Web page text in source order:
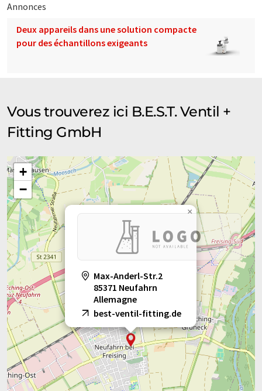
Annonces
Deux appareils dans une solution compacte
pour des échantillons exigeants
Vous trouverez ici B.E.S.T. Ventil +
Fitting GmbH
Max-Anderl-Str.2
85371 Neufahrn
Allemagne
best-ventil-fitting.de
×
+
−